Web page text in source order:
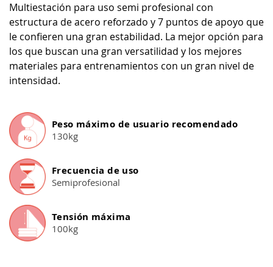
Multiestación para uso semi profesional con
estructura de acero reforzado y 7 puntos de apoyo que
le confieren una gran estabilidad. La mejor opción para
los que buscan una gran versatilidad y los mejores
materiales para entrenamientos con un gran nivel de
intensidad.
Peso máximo de usuario recomendado
130kg
Frecuencia de uso
Semiprofesional
Tensión máxima
100kg
de
la
galería
de
imágenes